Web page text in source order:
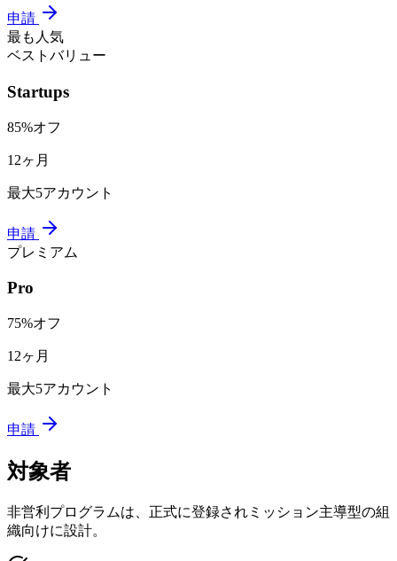
申請
最も人気
ベストバリュー
Startups
85%オフ
12ヶ月
最大5アカウント
申請
プレミアム
Pro
75%オフ
12ヶ月
最大5アカウント
申請
対象者
非営利プログラムは、正式に登録されミッション主導型の組
織向けに設計。